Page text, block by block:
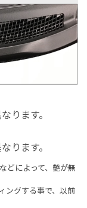
ります。
ります。
どによって、艶が無
ングする事で、以前